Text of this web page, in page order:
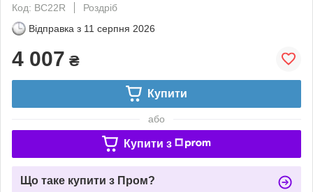
Код: BC22R
Роздріб
Відправка з 11 серпня 2026
4 007 ₴
Купити
або
Купити з
Що таке купити з Пром?